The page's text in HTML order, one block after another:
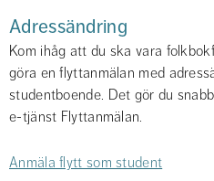
Adressändring
Kom ihåg att du ska vara
göra en flyttanmälan med
studentboende. Det gör du
e-tjänst Flyttanmälan.
Anmäla flytt som student